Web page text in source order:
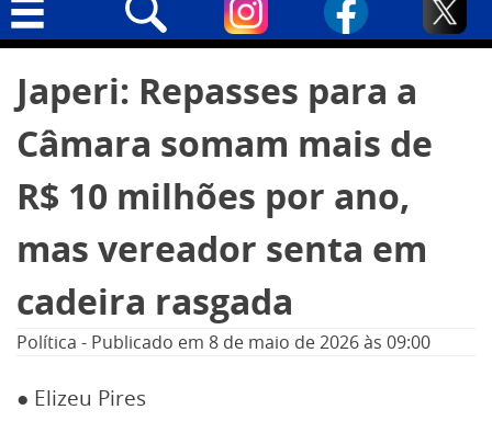
Geral
Cidades
Política
Opinião
Informe especial
por:
Japeri: Repasses para a
Câmara somam mais de
R$ 10 milhões por ano,
mas vereador senta em
cadeira rasgada
Política - Publicado em 8 de maio de 2026às 09:00
● Elizeu Pires